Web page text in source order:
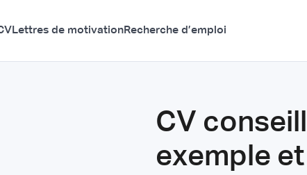
Lettres de motivationRecherche d’emploi
CV
exemple